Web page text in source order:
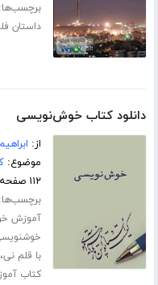
داستان
دانلود کتاب خوش‌نویسی
از:
موضوع:
۱۱۲ صفحه
آموزش
با قلم نی
کتاب